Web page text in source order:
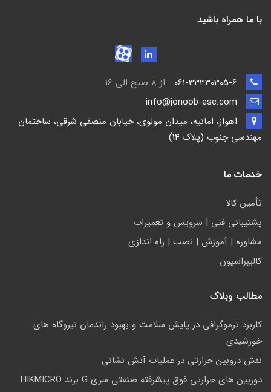
با ما همراه باشید
از 8 صبح الی 16
اهواز، امانیه، میدان مولوی، خیابان منصفی شرقی، ساختمان
مهندسی جنوب (پلاک 14)
خدمات ما
تأمين كالا
پشتيباني فني | سرويس و تعمیرات
مشاوره | آموزش | نصب | راه اندازی
کالیبراسیون
مطالب وبلاگ
کاربرد ترموگرافی در پایش سلامت و بهبود راندمان نیروگاه های
خورشیدی
نقش دروبین حرارتی در عملیات آتش نشانی
دوربین های حرارتی فوق پیشرفته صنعتی سری G برند HIKMICRO